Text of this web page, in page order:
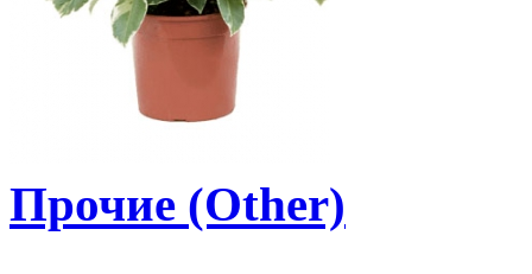
Прочие (Other)